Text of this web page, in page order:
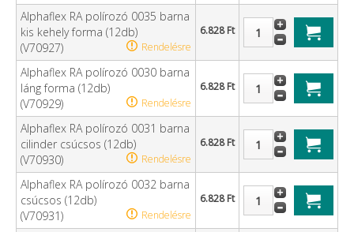
Alphaflex RA polírozó 0035 barna
kis kehely forma (12db)
(V70927)
Rendelésre
6.828 Ft
Alphaflex RA polírozó 0030 barna
láng forma (12db)
(V70929)
Rendelésre
6.828 Ft
Alphaflex RA polírozó 0031 barna
cilinder csúcsos (12db)
(V70930)
Rendelésre
6.828 Ft
Alphaflex RA polírozó 0032 barna
csúcsos (12db)
(V70931)
Rendelésre
6.828 Ft